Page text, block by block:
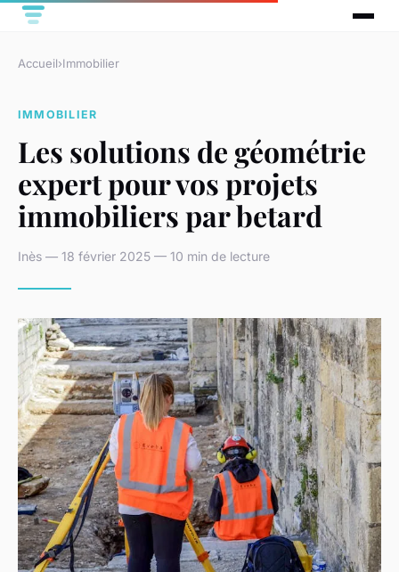
Accueil›Immobilier
IMMOBILIER
Les solutions de géométrie
expert pour vos projets
immobiliers par betard
Inès — 18 février 2025 — 10 min de lecture